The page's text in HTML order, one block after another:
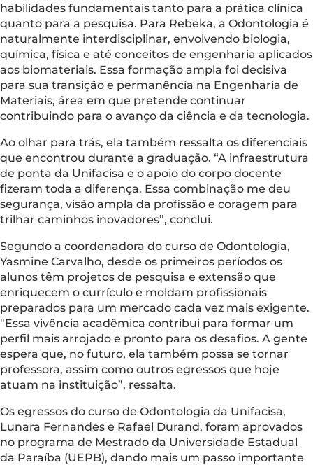
habilidades fundamentais tanto para a prática clínica
quanto para a pesquisa. Para Rebeka, a Odontologia é
naturalmente interdisciplinar, envolvendo biologia,
química, física e até conceitos de engenharia aplicados
aos biomateriais. Essa formação ampla foi decisiva
para sua transição e permanência na Engenharia de
Materiais, área em que pretende continuar
contribuindo para o avanço da ciência e da tecnologia.
Ao olhar para trás, ela também ressalta os diferenciais
que encontrou durante a graduação. “A infraestrutura
de ponta da Unifacisa e o apoio do corpo docente
fizeram toda a diferença. Essa combinação me deu
segurança, visão ampla da profissão e coragem para
trilhar caminhos inovadores”, conclui.
Segundo a coordenadora do curso de Odontologia,
Yasmine Carvalho, desde os primeiros períodos os
alunos têm projetos de pesquisa e extensão que
enriquecem o currículo e moldam profissionais
preparados para um mercado cada vez mais exigente.
“Essa vivência acadêmica contribui para formar um
perfil mais arrojado e pronto para os desafios. A gente
espera que, no futuro, ela também possa se tornar
professora, assim como outros egressos que hoje
atuam na instituição”, ressalta.
Os egressos do curso de Odontologia da Unifacisa,
Lunara Fernandes e Rafael Durand, foram aprovados
no programa de Mestrado da Universidade Estadual
da Paraíba (UEPB), dando mais um passo importante